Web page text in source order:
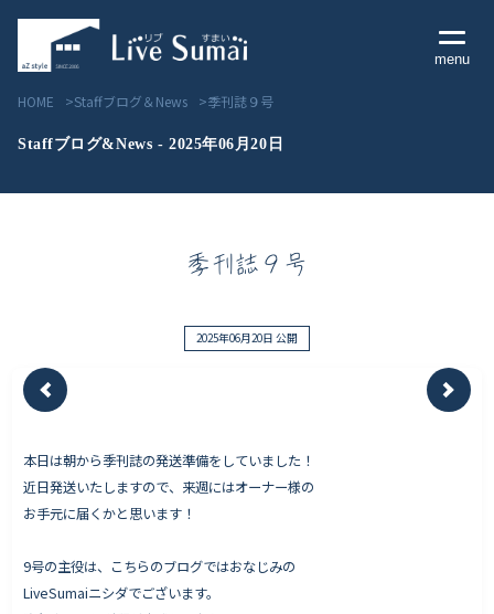
menu
Livesumai 住宅標準性能
Livesumai 保証について
見学会／モデルハウス情報
物件情報
Works - 施工実績
HOME Staffブログ＆News 季刊誌９号
Staffブログ&News - 2025年06月20日
季刊誌９号
2025年06月20日 公開
本日は朝から季刊誌の発送準備をしていました！
近日発送いたしますので、来週にはオーナー様の
お手元に届くかと思います！
9号の主役は、こちらのブログではおなじみの
LiveSumaiニシダでございます。